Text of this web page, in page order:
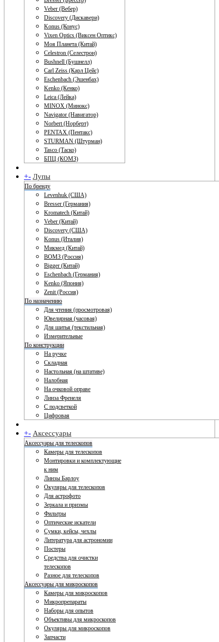
Veber (Вебер)
Discovery (Дискавери)
Konus (Конус)
Vixen Optics (Виксен Оптикс)
Моя Планета (Китай)
Celestron (Селестрон)
Bushnell (Бушнелл)
Carl Zeiss (Карл Цейс)
Eschenbach (Эшенбах)
Kenko (Кенко)
Leica (Лейка)
MINOX (Минокс)
Navigator (Навигатор)
Norbert (Норберт)
PENTAX (Пентакс)
STURMAN (Штурман)
Tasco (Таско)
БПЦ (КОМЗ)
+- Лупы
По бренду
Levenhuk (США)
Bresser (Германия)
Kromatech (Китай)
Veber (Китай)
Discovery (США)
Konus (Италия)
Микмед (Китай)
ВОМЗ (Россия)
Bigger (Китай)
Eschenbach (Германия)
Kenko (Япония)
Zenit (Россия)
По назначению
Для чтения (просмотровая)
Ювелирная (часовая)
Для шитья (текстильная)
Измерительные
По конструкции
На ручке
Складная
Настольная (на штативе)
Налобная
На очковой оправе
Линза Френеля
С подсветкой
Цифровая
+- Аксессуары
Аксессуары для телескопов
Камеры для телескопов
Монтировки и комплектующие
к ним
Линзы Барлоу
Окуляры для телескопов
Для астрофото
Зеркала и призмы
Фильтры
Оптические искатели
Сумки, кейсы, чехлы
Литература для астрономии
Постеры
Средства для очистки
телескопов
Разное для телескопов
Аксессуары для микроскопов
Камеры для микроскопов
Микропрепараты
Наборы для опытов
Объективы для микроскопов
Окуляры для микроскопов
Запчасти